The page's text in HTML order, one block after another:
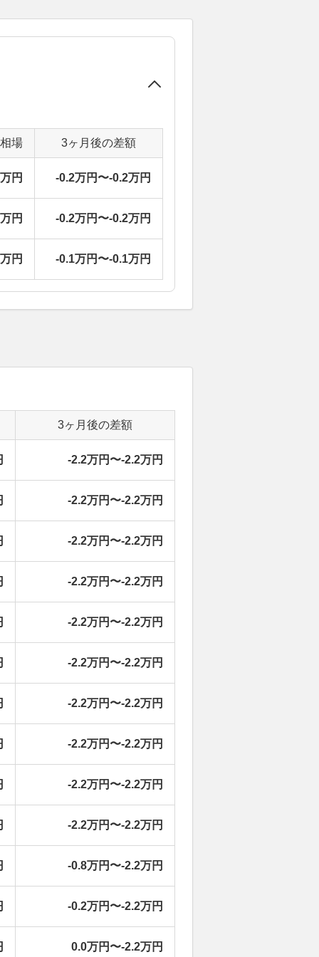
場 3ヶ月後の差額
円 -0.2万円〜-0.2万円
円 -0.2万円〜-0.2万円
円 -0.1万円〜-0.1万円
3ヶ月後の差額
-2.2万円〜-2.2万円
-2.2万円〜-2.2万円
-2.2万円〜-2.2万円
-2.2万円〜-2.2万円
-2.2万円〜-2.2万円
-2.2万円〜-2.2万円
-2.2万円〜-2.2万円
-2.2万円〜-2.2万円
-2.2万円〜-2.2万円
-2.2万円〜-2.2万円
-0.8万円〜-2.2万円
-0.2万円〜-2.2万円
0.0万円〜-2.2万円